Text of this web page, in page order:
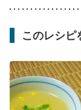
このレシピ